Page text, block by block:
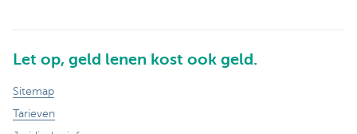
Let op, geld lenen kost ook geld.
Sitemap
Tarieven